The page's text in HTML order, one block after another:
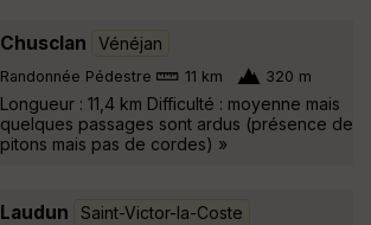
Chusclan Vénéjan
Randonnée Pédestre 11 km 320 m
Longueur : 11,4 km Difficulté : moyenne mais
quelques passages sont ardus (présence de
pitons mais pas de cordes) »
Laudun Saint-Victor-la-Coste